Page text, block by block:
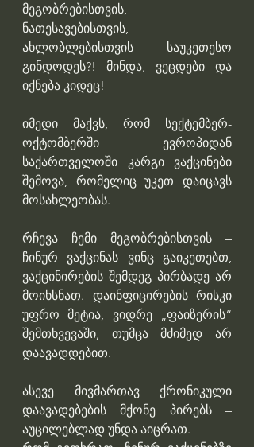
მეგობრებისთვის,
ნათესავებისთვის,
ახლობლებისთვის საუკეთესო
გინდოდეს?! მინდა, ვეცდები და
იქნება კიდეც!
იმედი მაქვს, რომ სექტემბერ-
ოქტომბერში ევროპიდან
საქართველოში კარგი ვაქცინები
შემოვა, რომელიც უკეთ დაიცავს
მოსახლეობას.
რჩევა ჩემი მეგობრებისთვის –
ჩინურ ვაქცინას ვინც გაიკეთებთ,
ვაქცინირების შემდეგ პირბადე არ
მოიხსნათ. დაინფიცირების რისკი
უფრო მეტია, ვიდრე „ფაიზერის“
შემთხვევაში, თუმცა მძიმედ არ
დაავადდებით.
ასევე მივმართავ ქრონიკული
დაავადებების მქონე პირებს –
აუცილებლად უნდა აიცრათ.